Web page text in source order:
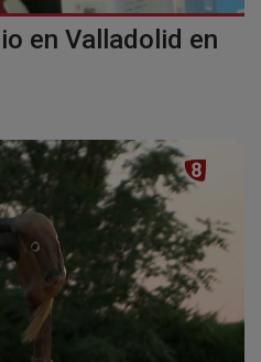
en Valladolid en